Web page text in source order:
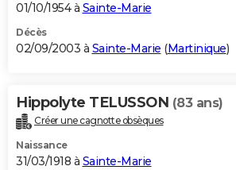
01/10/1954 à Sainte-Marie
Décès
02/09/2003 à Sainte-Marie (Martinique)
Hippolyte TELUSSON (83 ans)
Créer une cagnotte obsèques
Naissance
31/03/1918 à Sainte-Marie